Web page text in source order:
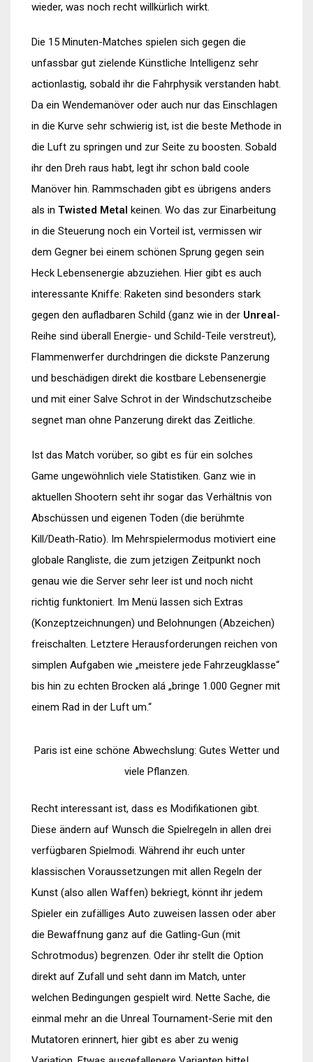
wieder, was noch recht willkürlich wirkt.
Die 15 Minuten-Matches spielen sich gegen die
unfassbar gut zielende Künstliche Intelligenz sehr
actionlastig, sobald ihr die Fahrphysik verstanden habt.
Da ein Wendemanöver oder auch nur das Einschlagen
in die Kurve sehr schwierig ist, ist die beste Methode in
die Luft zu springen und zur Seite zu boosten. Sobald
ihr den Dreh raus habt, legt ihr schon bald coole
Manöver hin. Rammschaden gibt es übrigens anders
als in Twisted Metal keinen. Wo das zur Einarbeitung
in die Steuerung noch ein Vorteil ist, vermissen wir
dem Gegner bei einem schönen Sprung gegen sein
Heck Lebensenergie abzuziehen. Hier gibt es auch
interessante Kniffe: Raketen sind besonders stark
gegen den aufladbaren Schild (ganz wie in der Unreal-
Reihe sind überall Energie- und Schild-Teile verstreut),
Flammenwerfer durchdringen die dickste Panzerung
und beschädigen direkt die kostbare Lebensenergie
und mit einer Salve Schrot in der Windschutzscheibe
segnet man ohne Panzerung direkt das Zeitliche.
Ist das Match vorüber, so gibt es für ein solches
Game ungewöhnlich viele Statistiken. Ganz wie in
aktuellen Shootern seht ihr sogar das Verhältnis von
Abschüssen und eigenen Toden (die berühmte
Kill/Death-Ratio). Im Mehrspielermodus motiviert eine
globale Rangliste, die zum jetzigen Zeitpunkt noch
genau wie die Server sehr leer ist und noch nicht
richtig funktoniert. Im Menü lassen sich Extras
(Konzeptzeichnungen) und Belohnungen (Abzeichen)
freischalten. Letztere Herausforderungen reichen von
simplen Aufgaben wie „meistere jede Fahrzeugklasse“
bis hin zu echten Brocken alá „bringe 1.000 Gegner mit
einem Rad in der Luft um.“
Paris ist eine schöne Abwechslung: Gutes Wetter und
viele Pflanzen.
Recht interessant ist, dass es Modifikationen gibt.
Diese ändern auf Wunsch die Spielregeln in allen drei
verfügbaren Spielmodi. Während ihr euch unter
klassischen Voraussetzungen mit allen Regeln der
Kunst (also allen Waffen) bekriegt, könnt ihr jedem
Spieler ein zufälliges Auto zuweisen lassen oder aber
die Bewaffnung ganz auf die Gatling-Gun (mit
Schrotmodus) begrenzen. Oder ihr stellt die Option
direkt auf Zufall und seht dann im Match, unter
welchen Bedingungen gespielt wird. Nette Sache, die
einmal mehr an die Unreal Tournament-Serie mit den
Mutatoren erinnert, hier gibt es aber zu wenig